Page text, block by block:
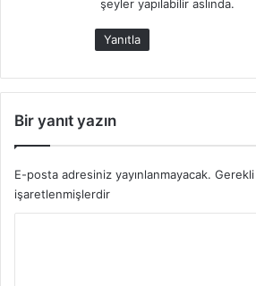
k
şeyler yapılabilir aslında.
Yanıtla
Bir yanıt yazın
E-posta adresiniz yayınlanmayacak.
işaretlenmişlerdir